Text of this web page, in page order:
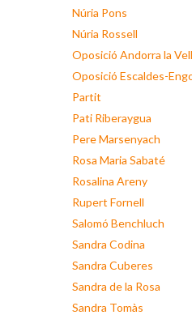
Núria Pons
Núria Rossell
Oposició Andorra la
Oposició Escaldes-
Partit
Pati Riberaygua
Pere Marsenyach
Rosa Maria Sabaté
Rosalina Areny
Rupert Fornell
Salomó Benchluch
Sandra Codina
Sandra Cuberes
Sandra de la Rosa
Sandra Tomàs